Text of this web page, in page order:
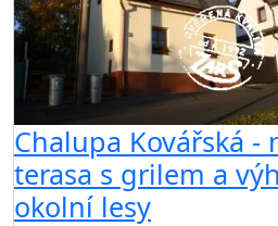
Chalupa Kovářská -
terasa s grilem a
okolní lesy